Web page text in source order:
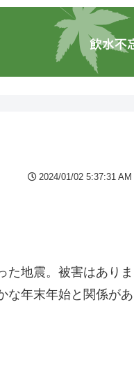
2024/01/02 5:37:31 AM
た地震。被害はありま
な年末年始と関係があ